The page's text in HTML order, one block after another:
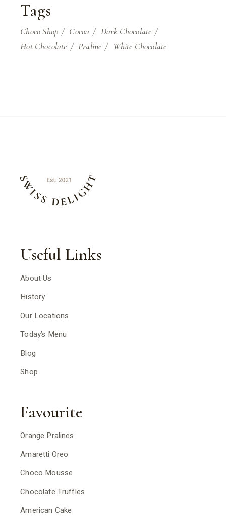
Tags
Choco Shop Cocoa
Dark Chocolate
Hot Chocolate
Praline White Chocolate
Useful Links
About Us
History
Our Locations
Today’s Menu
Blog
Shop
Favourite
Orange Pralines
Amaretti Oreo
Choco Mousse
Chocolate Truffles
American Cake